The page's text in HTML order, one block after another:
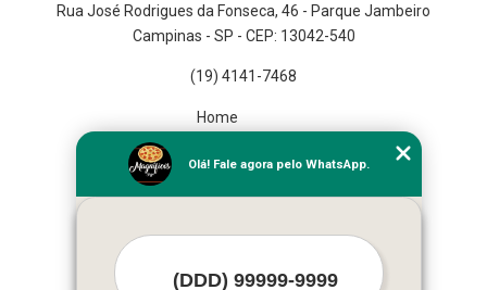
Rua José Rodrigues da Fonseca, 46 - Parque Jambeiro
Campinas - SP - CEP: 13042-540
(19) 4141-7468
Home
Missão
Olá! Fale agora pelo WhatsApp.